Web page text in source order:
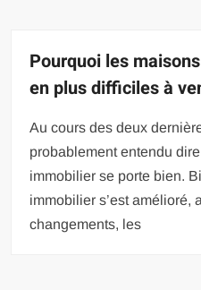
Pourquoi les
en plus difficiles à
Au cours des deux
probablement entendu
immobilier se porte bien.
immobilier s’est amélioré,
changements, les